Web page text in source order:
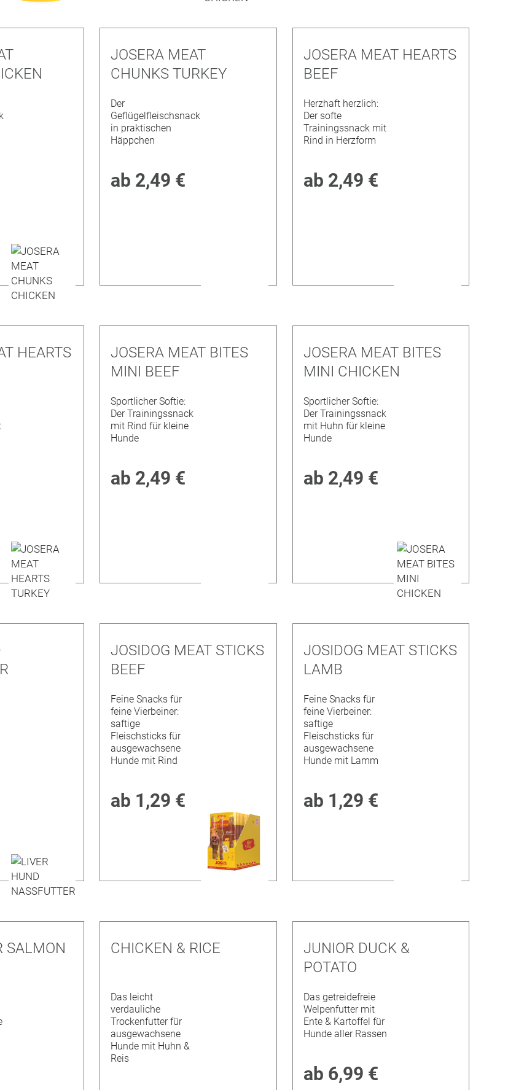
JOSERA MEAT
CHUNKS TURKEY
Der
Geflügelfleischsnack
in praktischen
Häppchen
ab 2,49 €
JOSERA MEAT HEARTS
BEEF
Herzhaft herzlich:
Der softe
Trainingssnack mit
Rind in Herzform
ab 2,49 €
HEARTS
JOSERA MEAT BITES
MINI BEEF
Sportlicher Softie:
Der Trainingssnack
mit Rind für kleine
Hunde
ab 2,49 €
JOSERA MEAT BITES
MINI CHICKEN
Sportlicher Softie:
Der Trainingssnack
mit Huhn für kleine
Hunde
ab 2,49 €
JOSIDOG MEAT STICKS
BEEF
Feine Snacks für
feine Vierbeiner:
saftige
Fleischsticks für
ausgewachsene
Hunde mit Rind
ab 1,29 €
JOSIDOG MEAT STICKS
LAMB
Feine Snacks für
feine Vierbeiner:
saftige
Fleischsticks für
ausgewachsene
Hunde mit Lamm
ab 1,29 €
SALMON CHICKEN & RICE
Das leicht
verdauliche
Trockenfutter für
ausgewachsene
Hunde mit Huhn &
Reis
JUNIOR DUCK &
POTATO
Das getreidefreie
Welpenfutter mit
Ente & Kartoffel für
Hunde aller Rassen
ab 6,99 €